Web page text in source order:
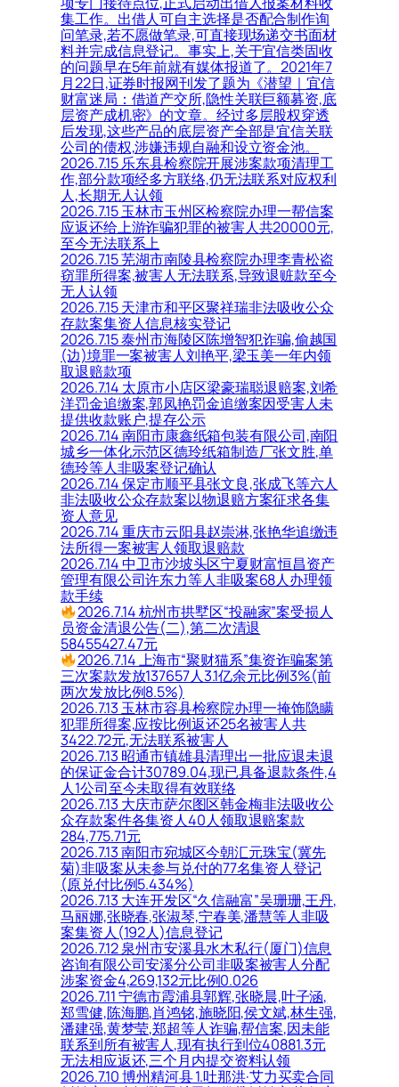
集工作。出借人可自主选择是否配合制作询
问笔录,若不愿做笔录,可直接现场递交书面材
料并完成信息登记。事实上,关于宜信类固收
的问题早在5年前就有媒体报道了。2021年7
月22日,证券时报网刊发了题为《潜望｜宜信
财富迷局：借道产交所,隐性关联巨额募资,底
层资产成机密》的文章。经过多层股权穿透
后发现,这些产品的底层资产全部是宜信关联
公司的债权,涉嫌违规自融和设立资金池。
2026.7.15 乐东县检察院开展涉案款项清理工
作,部分款项经多方联络,仍无法联系对应权利
人,长期无人认领
2026.7.15 玉林市玉州区检察院办理一帮信案
应返还给上游诈骗犯罪的被害人共20000元,
至今无法联系上
2026.7.15 芜湖市南陵县检察院办理李青松盗
窃罪所得案,被害人无法联系,导致退赃款至今
无人认领
2026.7.15 天津市和平区聚祥瑞非法吸收公众
存款案集资人信息核实登记
2026.7.15 泰州市海陵区陈增智犯诈骗,偷越国
(边)境罪一案被害人刘艳平,梁玉美一年内领
取退赔款项
2026.7.14 太原市小店区梁豪瑞聪退赔案,刘希
洋罚金追缴案,郭凤艳罚金追缴案因受害人未
提供收款账户,提存公示
2026.7.14 南阳市康鑫纸箱包装有限公司,南阳
城乡一体化示范区德玲纸箱制造厂张文胜,单
德玲等人非吸案登记确认
2026.7.14 保定市顺平县张文良,张成飞等六人
非法吸收公众存款案以物退赔方案征求各集
资人意见
2026.7.14 重庆市云阳县赵崇淋,张艳华追缴违
法所得一案被害人领取退赔款
2026.7.14 中卫市沙坡头区宁夏财富恒昌资产
管理有限公司许东力等人非吸案68人办理领
款手续
2026.7.14 杭州市拱墅区“投融家”案受损人
员资金清退公告(二),第二次清退
58455427.47元
2026.7.14 上海市“聚财猫系”集资诈骗案第
三次案款发放137657人3.1亿余元比例3%(前
两次发放比例8.5%)
2026.7.13 玉林市容县检察院办理一掩饰隐瞒
犯罪所得案,应按比例返还25名被害人共
3422.72元,无法联系被害人
2026.7.13 昭通市镇雄县清理出一批应退未退
的保证金合计30789.04,现已具备退款条件,4
人1公司至今未取得有效联络
2026.7.13 大庆市萨尔图区韩金梅非法吸收公
众存款案件各集资人40人领取退赔案款
284,775.71元
2026.7.13 南阳市宛城区今朝汇元珠宝(冀先
菊)非吸案从未参与兑付的77名集资人登记
(原兑付比例5.434%)
2026.7.13 大连开发区“久信融富”吴珊珊,王丹,
马丽娜,张晓春,张淑琴,宁春美,潘慧等人非吸
案集资人(192人)信息登记
2026.7.12 泉州市安溪县水木私行(厦门)信息
咨询有限公司安溪分公司非吸案被害人分配
涉案资金4,269,132元比例0.026
2026.7.11 宁德市霞浦县郭辉,张晓晨,叶子涵,
郑雪健,陈海鹏,肖鸿铭,施晓阳,侯文斌,林生强,
潘建强,黄梦莹,郑超等人诈骗,帮信案,因未能
联系到所有被害人,现有执行到位40881.3元
无法相应返还,三个月内提交资料认领
2026.7.10 博州精河县 1.吐那洪·艾力买卖合同